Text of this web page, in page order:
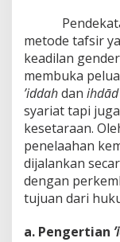
metode tafsir
keadilan
membuka
’iddahdan ihdād
syariat tapi
kesetaraan.
penelaahan
dijalankan
dengan
tujuan dari
a. Pengertian